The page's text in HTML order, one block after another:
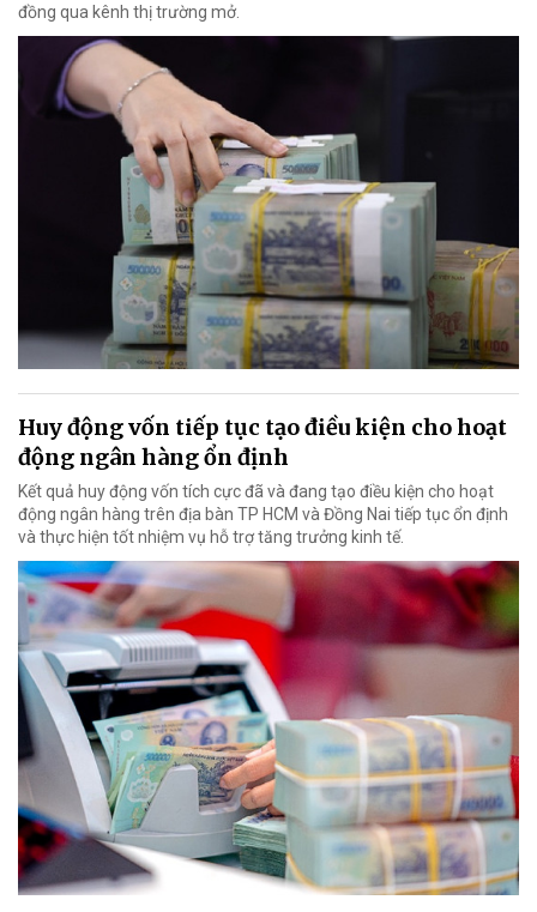
đồng qua kênh thị trường mở.
Huy động vốn tiếp tục tạo điều kiện cho hoạt
động ngân hàng ổn định
Kết quả huy động vốn tích cực đã và đang tạo điều kiện cho hoạt
động ngân hàng trên địa bàn TP HCM và Đồng Nai tiếp tục ổn định
và thực hiện tốt nhiệm vụ hỗ trợ tăng trưởng kinh tế.